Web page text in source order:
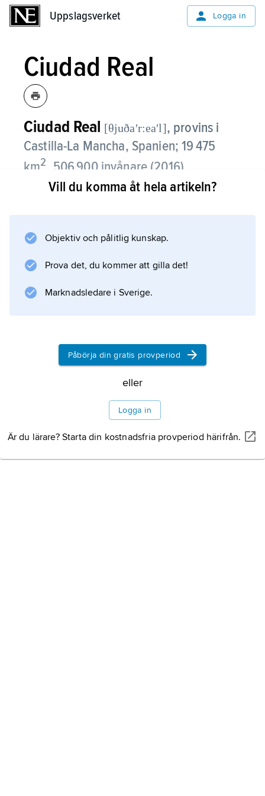
Uppslagsverket Logga in
Ciudad Real
Ciudad Real [θjuðaʹr:eaʹl], provins i
Castilla-La Mancha, Spanien; 19 475
km2 , 506 900 invånare (2016).
Ciudad Real omfattar en stor del av högslätten
storgods. Valdepeñas är känt för sina viner.
Kvicksilvergruvorna i Almadén var i drift från
romartiden till 2000 då de lades ned till följd
av bristande lönsamhet. Fortfarand finns dock
Information om artikeln
Vill du komma åt hela artikeln?
Objektiv och pålitlig kunskap.
Prova det, du kommer att gilla det!
Marknadsledare i Sverige.
Påbörja din gratis provperiod
eller
Logga in
Är du lärare? Starta din kostnadsfria provperiod härifrån.